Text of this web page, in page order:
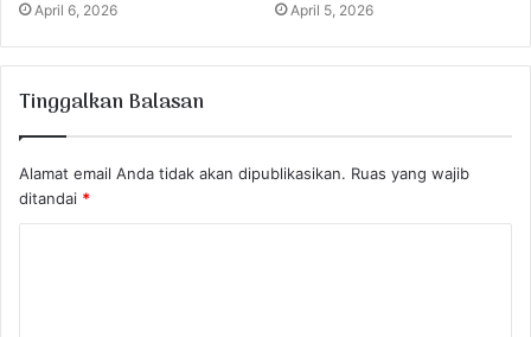
April 6, 2026 April 5, 2026
Tinggalkan Balasan
Alamat email Anda tidak akan dipublikasikan. Ruas yang wajib
ditandai *